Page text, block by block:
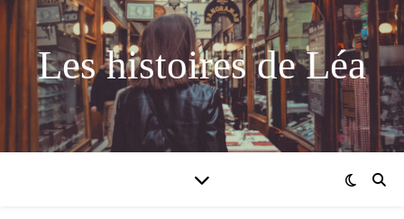
Les histoires de Léa